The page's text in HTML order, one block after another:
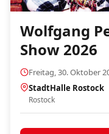
Wolfgang
Show 2026
Freitag, 30. Oktober
StadtHalle Rostock
Rostock